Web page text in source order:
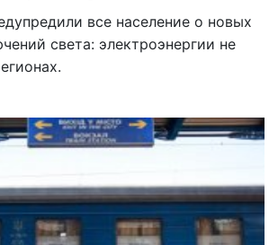
все население о новых
света: электроэнергии не